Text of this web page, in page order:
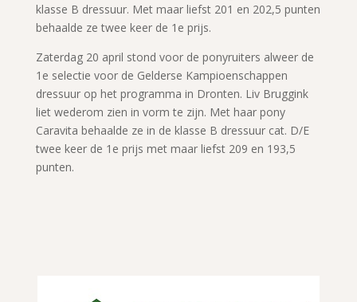
klasse B dressuur. Met maar liefst 201 en 202,5 punten
behaalde ze twee keer de 1e prijs.
Zaterdag 20 april stond voor de ponyruiters alweer de
1e selectie voor de Gelderse Kampioenschappen
dressuur op het programma in Dronten. Liv Bruggink
liet wederom zien in vorm te zijn. Met haar pony
Caravita behaalde ze in de klasse B dressuur cat. D/E
twee keer de 1e prijs met maar liefst 209 en 193,5
punten.